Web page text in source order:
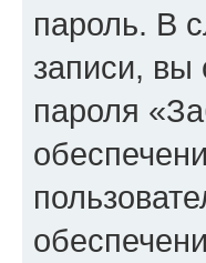
пароль. В
записи, вы
пароля